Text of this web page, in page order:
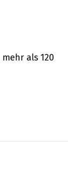
als 120